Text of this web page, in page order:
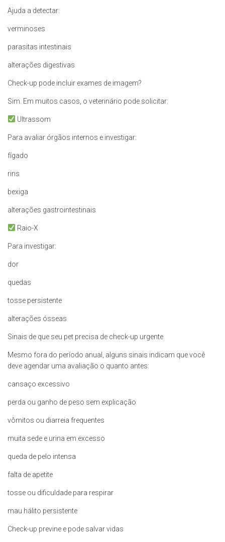
Ajuda a detectar:
verminoses
parasitas intestinais
alterações digestivas
Check-up pode incluir exames de imagem?
Sim. Em muitos casos, o veterinário pode solicitar:
Ultrassom
Para avaliar órgãos internos e investigar:
fígado
rins
bexiga
alterações gastrointestinais
Raio-X
Para investigar:
dor
quedas
tosse persistente
alterações ósseas
Sinais de que seu pet precisa de check-up urgente
Mesmo fora do período anual, alguns sinais indicam que você
deve agendar uma avaliação o quanto antes:
cansaço excessivo
perda ou ganho de peso sem explicação
vômitos ou diarreia frequentes
muita sede e urina em excesso
queda de pelo intensa
falta de apetite
tosse ou dificuldade para respirar
mau hálito persistente
Check-up previne e pode salvar vidas